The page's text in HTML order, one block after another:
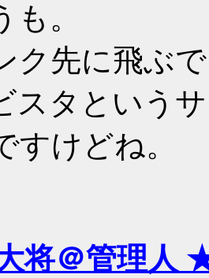
も。
ク先に飛ぶ
スタという
すけどね。
将＠管理人